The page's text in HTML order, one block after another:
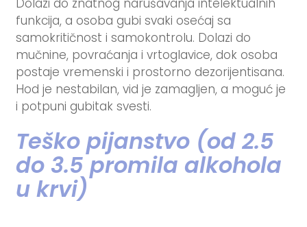
funkcija, a osoba gubi svaki osećaj sa
samokritičnost i samokontrolu. Dolazi do
mučnine, povraćanja i vrtoglavice, dok osoba
postaje vremenski i prostorno dezorijentisana.
Hod je nestabilan, vid je zamagljen, a moguć je
i potpuni gubitak svesti.
Teško pijanstvo (od 2.5
do 3.5 promila alkohola
u krvi)